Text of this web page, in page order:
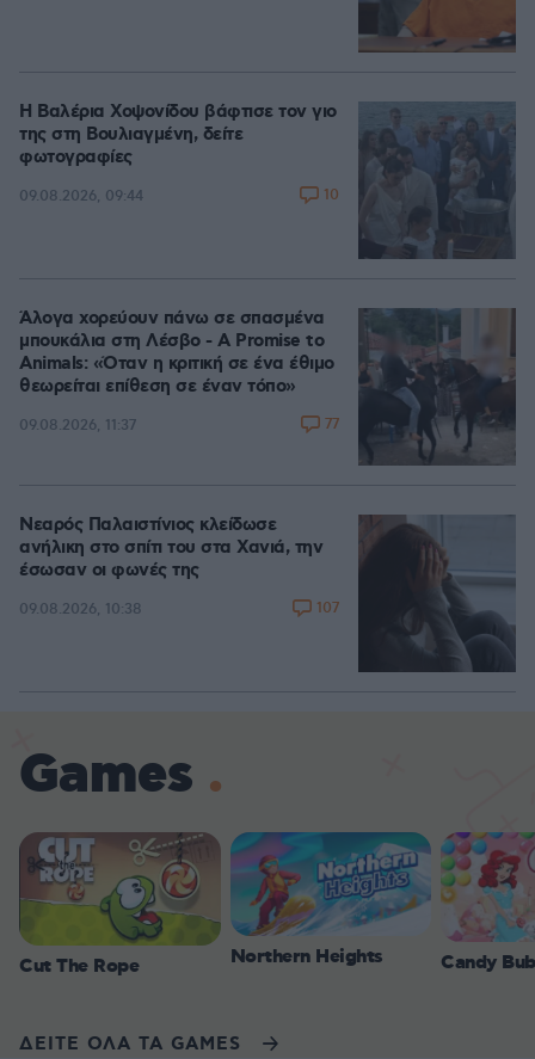
Η Βαλέρια Χοψονίδου βάφτισε τον γιο
της στη Βουλιαγμένη, δείτε
φωτογραφίες
09.08.2026, 09:44 10
Άλογα χορεύουν πάνω σε σπασμένα
μπουκάλια στη Λέσβο - A Promise to
Animals: «Όταν η κριτική σε ένα έθιμο
θεωρείται επίθεση σε έναν τόπο»
09.08.2026, 11:37 77
Νεαρός Παλαιστίνιος κλείδωσε
ανήλικη στο σπίτι του στα Χανιά, την
έσωσαν οι φωνές της
09.08.2026, 10:38 107
Games
Cut The Rope Northern Heights Candy
ΔΕΙΤΕ ΟΛΑ ΤΑ GAMES